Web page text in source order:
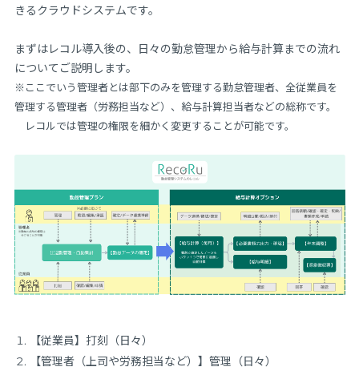
きるクラウドシステムです。
まずはレコル導入後の、日々の勤怠管理から給与計算までの流れ
についてご説明します。
※ここでいう管理者とは部下のみを管理する勤怠管理者、全従業員を
管理する管理者（労務担当など）、給与計算担当者などの総称です。
レコルでは管理の権限を細かく変更することが可能です。
【従業員】打刻（日々）
【管理者（上司や労務担当など）】管理（日々）